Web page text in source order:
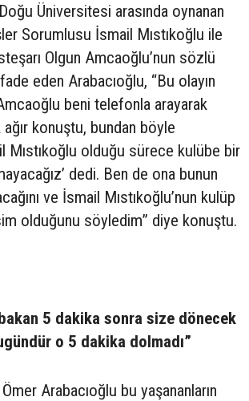
Doğu Üniversitesi arasında oynanan
Sorumlusu İsmail Mıstıkoğlu ile
Olgun Amcaoğlu’nun sözlü
ifade eden Arabacıoğlu, “Bu olayın
beni telefonla arayarak
konuştu, bundan böyle
Mıstıkoğlu olduğu sürece kulübe bir
dedi. Ben de ona bunun
ve İsmail Mıstıkoğlu’nun kulüp
olduğunu söyledim” diye konuştu.
5 dakika sonra size dönecek
o 5 dakika dolmadı”
Arabacıoğlu bu yaşananların